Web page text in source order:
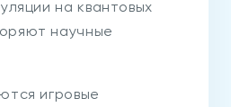
на квантовых
научные
игровые